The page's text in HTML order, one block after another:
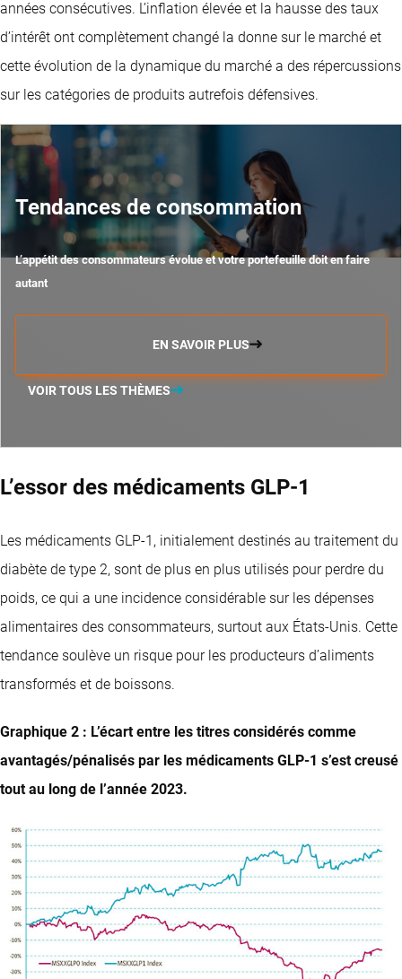
années consécutives. L’inflation élevée et la hausse des taux
d’intérêt ont complètement changé la donne sur le marché et
cette évolution de la dynamique du marché a des répercussions
sur les catégories de produits autrefois défensives.
Tendances de consommation
L’appétit des consommateurs évolue et votre portefeuille doit en faire
autant
EN SAVOIR PLUS
VOIR TOUS LES THÈMES
L’essor des médicaments GLP-1
Les médicaments GLP-1, initialement destinés au traitement du
diabète de type 2, sont de plus en plus utilisés pour perdre du
poids, ce qui a une incidence considérable sur les dépenses
alimentaires des consommateurs, surtout aux États-Unis. Cette
tendance soulève un risque pour les producteurs d’aliments
transformés et de boissons.
Graphique 2 : L’écart entre les titres considérés comme
avantagés/pénalisés par les médicaments GLP-1 s’est creusé
tout au long de l’année 2023.